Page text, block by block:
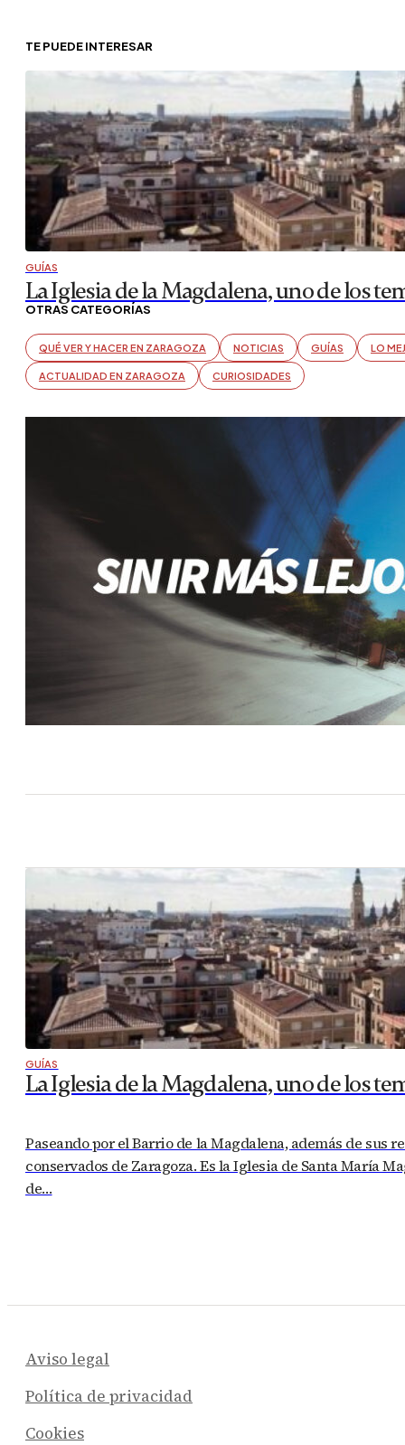
TE PUEDE INTERESAR
GUÍAS
La Iglesia de la Magdalena, uno de los
OTRAS CATEGORÍAS
QUÉ VER Y HACER EN ZARAGOZA NOTICIAS GUÍAS LO
ACTUALIDAD EN ZARAGOZA CURIOSIDADES
GUÍAS
La Iglesia de la Magdalena, uno de los
Paseando por el Barrio de la Magdalena, además de sus
conservados de Zaragoza. Es la Iglesia de Santa María
de…
Aviso legal
Política de privacidad
Cookies